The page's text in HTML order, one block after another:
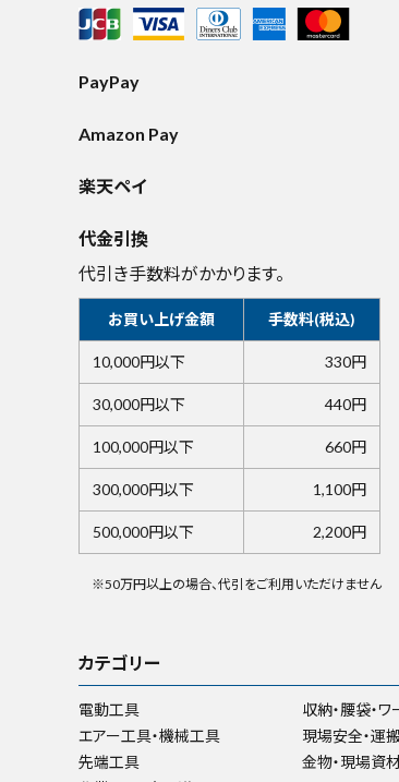
PayPay
Amazon Pay
楽天ペイ
代金引換
代引き手数料がかかります。
お買い上げ金額 手数料(税込)
10,000円以下 330円
30,000円以下 440円
100,000円以下 660円
300,000円以下 1,100円
500,000円以下 2,200円
※50万円以上の場合、代引をご利用いただけません
カテゴリー
電動工具
エアー工具・機械工具
先端工具
収納・腰袋・
現場安全・運
金物・現場資